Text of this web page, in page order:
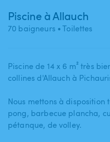
Piscine à Allauch
70 baigneurs • Toilettes
Piscine de 14 x 6 m² très
collines d'Allauch à
Nous mettons à
pong​,​ barbecue plancha​,​
pétanque​,​ de volley.